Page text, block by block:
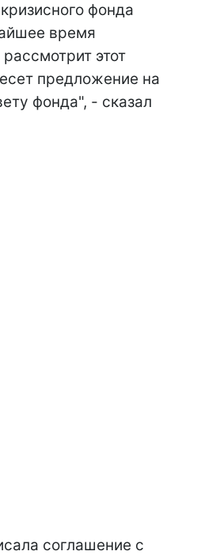
фонда
время
этот
предложение на
фонда", - сказал
соглашение с